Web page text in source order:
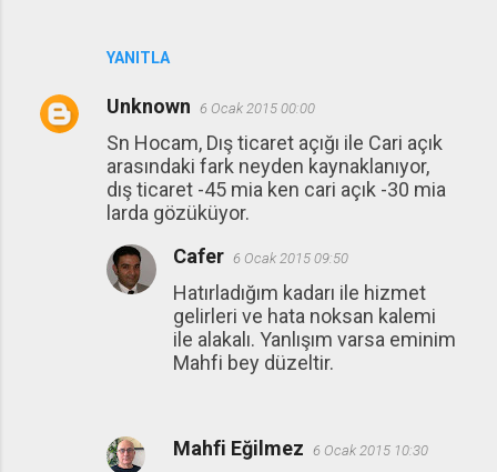
YANITLA
Unknown 6 Ocak 2015 00:00
Sn Hocam, Dış ticaret açığı ile Cari açık
arasındaki fark neyden kaynaklanıyor,
dış ticaret -45 mia ken cari açık -30 mia
larda gözüküyor.
Cafer 6 Ocak 2015 09:50
Hatırladığım kadarı ile hizmet
gelirleri ve hata noksan kalemi
ile alakalı. Yanlışım varsa eminim
Mahfi bey düzeltir.
Mahfi Eğilmez 6 Ocak 2015 10:30